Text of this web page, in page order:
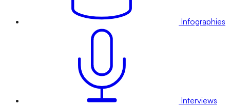
Infographies
Interviews